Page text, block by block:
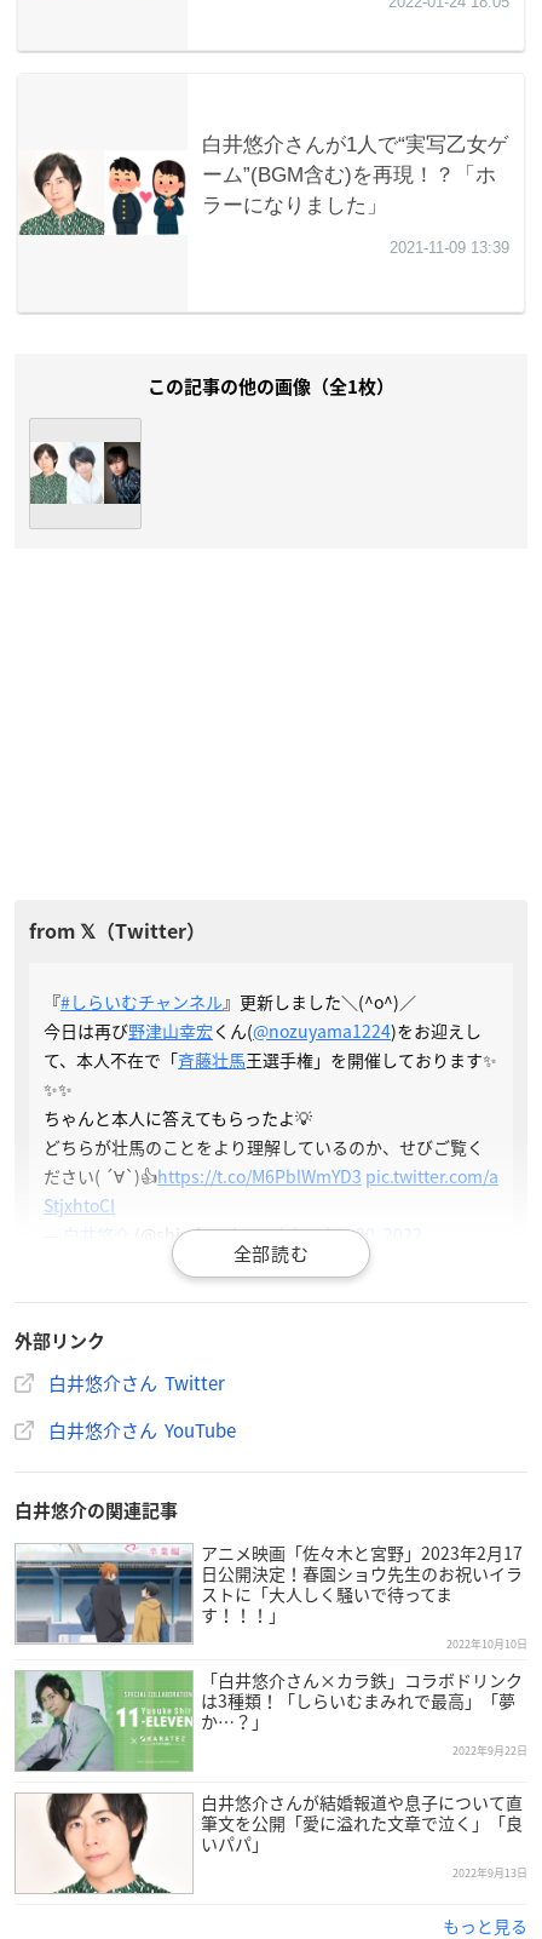
この記事の他の画像（全1枚）
『#しらいむチャンネル』更新しました＼(^o^)／
今日は再び野津山幸宏くん(@nozuyama1224)をお迎えし
て、本人不在で「斉藤壮馬王選手権」を開催しております✨
✨✨
ちゃんと本人に答えてもらったよ💡
どちらが壮馬のことをより理解しているのか、せびご覧く
ださい( ´∀`)👍️https://t.co/M6PblWmYD3 pic.twitter.com/a
StjxhtoCI
白井悠介 (@shirai_universe)October 30, 2022
外部リンク
白井悠介さん Twitter
白井悠介さん YouTube
白井悠介の関連記事
アニメ映画「佐々木と宮野」2023年2月17
日公開決定！春園ショウ先生のお祝いイラ
ストに「大人しく騒いで待ってま
す！！！」
2022年10月10日
「白井悠介さん×カラ鉄」コラボドリンク
は3種類！「しらいむまみれで最高」「夢
か…？」
2022年9月22日
白井悠介さんが結婚報道や息子について直
筆文を公開「愛に溢れた文章で泣く」「良
いパパ」
2022年9月13日
もっと見る